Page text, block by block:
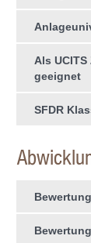
Als
geeignet
SFDR